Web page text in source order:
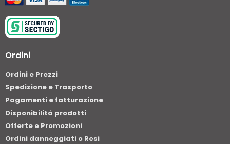
Ordini
Ordini e Prezzi
Spedizione e Trasporto
Pagamenti e fatturazione
Disponibilità prodotti
Offerte e Promozioni
Ordini danneggiati o Resi